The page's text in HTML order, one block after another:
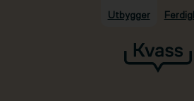
Hopp til hovedinnhold
Utbygger